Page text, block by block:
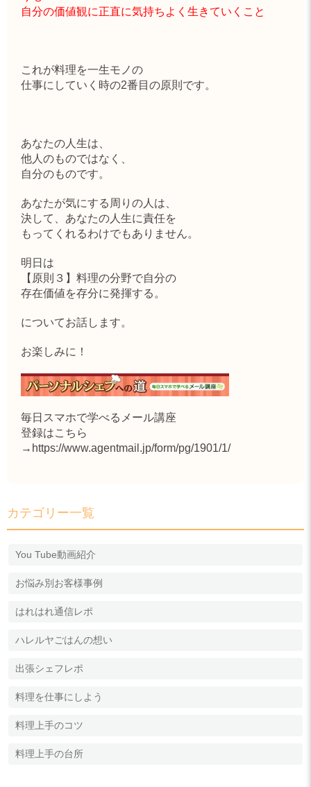
自分の価値観に正直に気持ちよく生きていくこと
これが料理を一生モノの
仕事にしていく時の2番目の原則です。
あなたの人生は、
他人のものではなく、
自分のものです。
あなたが気にする周りの人は、
決して、あなたの人生に責任を
もってくれるわけでもありません。
明日は
【原則３】料理の分野で自分の
存在価値を存分に発揮する。
についてお話します。
お楽しみに！
毎日スマホで学べるメール講座
登録はこちら
→ https://www.agentmail.jp/form/pg/1901/1/
カテゴリー一覧
You Tube動画紹介
お悩み別お客様事例
はれはれ通信レポ
ハレルヤごはんの想い
出張シェフレポ
料理を仕事にしよう
料理上手のコツ
料理上手の台所